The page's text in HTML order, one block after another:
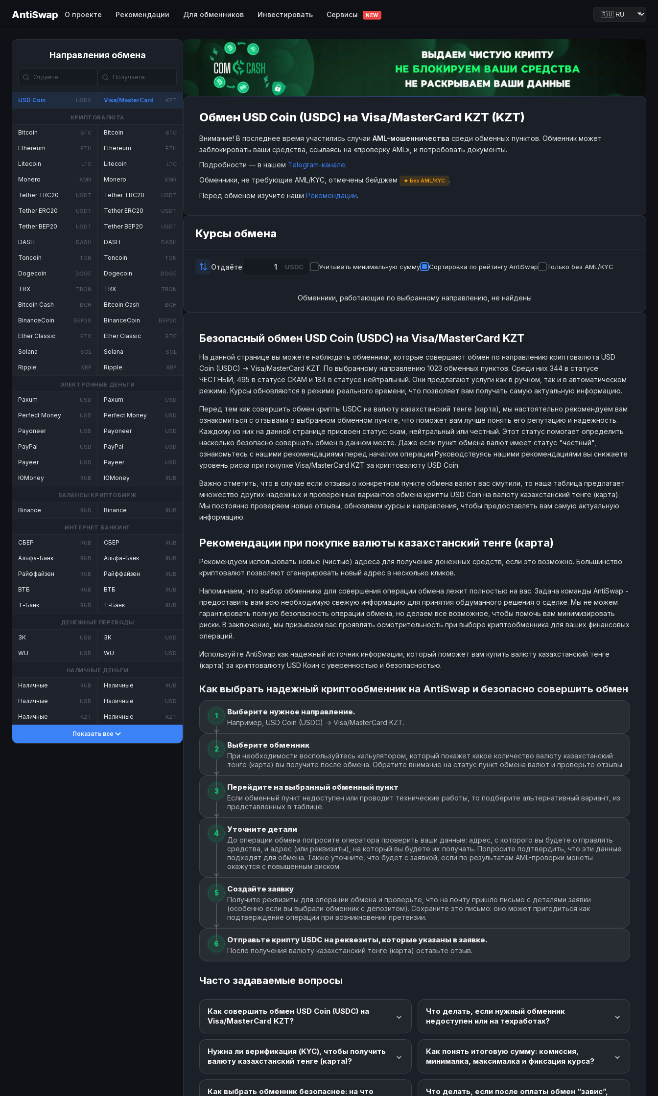
AntiSwap О проекте Рекомендации Для обменников Инвестировать Сервисы NEW
Направления обмена
USD Coin USDC Visa/MasterCard KZT
КРИПТОВАЛЮТА
Bitcoin BTC
Ethereum ETH
Litecoin LTC
Monero XMR
Tether TRC20 USDT
Tether ERC20 USDT
Tether BEP20 USDT
DASH DASH
Toncoin TON
Dogecoin DOGE
TRX TRON
Bitcoin Cash BCH
BinanceCoin BEP20
Ether Classic ETC
Solana SOL
Ripple XRP
Bitcoin BTC
Ethereum ETH
Litecoin LTC
Monero XMR
Tether TRC20 USDT
Tether ERC20 USDT
Tether BEP20 USDT
DASH DASH
Toncoin TON
Dogecoin DOGE
TRX TRON
Bitcoin Cash BCH
BinanceCoin BEP20
Ether Classic ETC
Solana SOL
Ripple XRP
ЭЛЕКТРОННЫЕ ДЕНЬГИ
Paxum USD
Perfect Money USD
Payoneer USD
PayPal USD
Payeer USD
ЮMoney RUB
Paxum USD
Perfect Money USD
Payoneer USD
PayPal USD
Payeer USD
ЮMoney RUB
БАЛАНСЫ КРИПТОБИРЖ
Binance RUB Binance RUB
ИНТЕРНЕТ БАНКИНГ
СБЕР RUB
Альфа-Банк RUB
Райффайзен RUB
ВТБ RUB
Т-Банк RUB
СБЕР RUB
Альфа-Банк RUB
Райффайзен RUB
ВТБ RUB
Т-Банк RUB
ДЕНЕЖНЫЕ ПЕРЕВОДЫ
ЗК USD
WU USD
ЗК USD
WU USD
НАЛИЧНЫЕ ДЕНЬГИ
Наличные RUB
Наличные USD
Наличные KZT
Наличные RUB
Наличные USD
Наличные KZT
Показать все
Обмен USD Coin (USDC) на Visa/MasterCard KZT (KZT)
Внимание! В последнее время участились случаи AML-мошенничества среди обменных пунктов. Обменник может
заблокировать ваши средства, ссылаясь на «проверку AML», и потребовать документы.
Подробности — в нашем Telegram-канале.
Обменники, не требующие AML/KYC, отмечены бейджем
★ Без AML/KYC
.
Перед обменом изучите наши Рекомендации.
Курсы обмена
Отдаёте USDC Учитывать минимальную сумму Сортировка по рейтингу AntiSwap Только без AML/KYC
Обменники, работающие по выбранному направлению, не найдены
Безопасный обмен USD Coin (USDC) на Visa/MasterCard KZT
На данной странице вы можете наблюдать обменники, которые совершают обмен по направлению криптовалюта USD
Coin (USDC) → Visa/MasterCard KZT. По выбранному направлению 1023 обменных пунктов. Среди них 344 в статусе
ЧЕСТНЫЙ, 495 в статусе СКАМ и 184 в статусе нейтральный. Они предлагают услуги как в ручном, так и в автоматическом
режиме. Курсы обновляются в режиме реального времени, что позволяет вам получать самую актуальную информацию.
Перед тем как совершить обмен крипты USDC на валюту казахстанский тенге (карта), мы настоятельно рекомендуем вам
ознакомиться с отзывами о выбранном обменном пункте, что поможет вам лучше понять его репутацию и надежность.
Каждому из них на данной странице присвоен статус: скам, нейтральный или честный. Этот статус помогает определить
насколько безопасно совершать обмен в данном месте. Даже если пункт обмена валют имеет статус "честный",
ознакомьтесь с нашими рекомендациями перед началом операции.Руководствуясь нашими рекомендациями вы снижаете
уровень риска при покупке Visa/MasterCard KZT за криптовалюту USD Coin.
Важно отметить, что в случае если отзывы о конкретном пункте обмена валют вас смутили, то наша таблица предлагает
множество других надежных и проверенных вариантов обмена крипты USD Coin на валюту казахстанский тенге (карта).
Мы постоянно проверяем новые отзывы, обновляем курсы и направления, чтобы предоставлять вам самую актуальную
информацию.
Рекомендации при покупке валюты казахстанский тенге (карта)
Рекомендуем использовать новые (чистые) адреса для получения денежных средств, если это возможно. Большинство
криптовалют позволяют сгенерировать новый адрес в несколько кликов.
Напоминаем, что выбор обменника для совершения операции обмена лежит полностью на вас. Задача команды AntiSwap -
предоставить вам всю необходимую свежую информацию для принятия обдуманного решения о сделке. Мы не можем
гарантировать полную безопасность операции обмена, но делаем все возможное, чтобы помочь вам минимизировать
риски. В заключение, мы призываем вас проявлять осмотрительность при выборе криптообменника для ваших финансовых
операций.
Используйте AntiSwap как надежный источник информации, который поможет вам купить валюту казахстанский тенге
(карта) за криптовалюту USD Коин с уверенностью и безопасностью.
Как выбрать надежный криптообменник на AntiSwap и безопасно совершить обмен
1 Выберите нужное направление.
Например, USD Coin (USDC) → Visa/MasterCard KZT.
2 Выберите обменник
При необходимости воспользуйтесь кальулятором, который покажет какое количество валюту казахстанский
тенге (карта) вы получите после обмена. Обратите внимание на статус пункт обмена валют и проверьте отзывы.
3 Перейдите на выбранный обменный пункт
Если обменный пункт недоступен или проводит технические работы, то подберите альтернативный вариант, из
представленных в таблице.
4 Уточните детали
До операции обмена попросите оператора проверить ваши данные: адрес, с которого вы будете отправлять
средства, и адрес (или реквизиты), на который вы будете их получать. Попросите подтвердить, что эти данные
подходят для обмена. Также уточните, что будет с заявкой, если по результатам AML-проверки монеты
окажутся с повышенным риском.
5 Создайте заявку
Получите реквизиты для операции обмена и проверьте, что на почту пришло письмо с деталями заявки
(особенно если вы выбрали обменник с депозитом). Сохраните это письмо: оно может пригодиться как
подтверждение операции при возникновении претензии.
6 Отправьте крипту USDC на реквезиты, которые указаны в заявке.
После получения валюту казахстанский тенге (карта) оставьте отзыв.
Часто задаваемые вопросы
Как совершить обмен USD Coin (USDC) на
Visa/MasterCard KZT?
Что делать, если нужный обменник
недоступен или на техработах?
Нужна ли верификация (KYC), чтобы получить
валюту казахстанский тенге (карта)?
Как понять итоговую сумму: комиссия,
минималка, максималка и фиксация курса?
Как выбрать обменник безопаснее: на что Что делать, если после оплаты обмен “завис”,